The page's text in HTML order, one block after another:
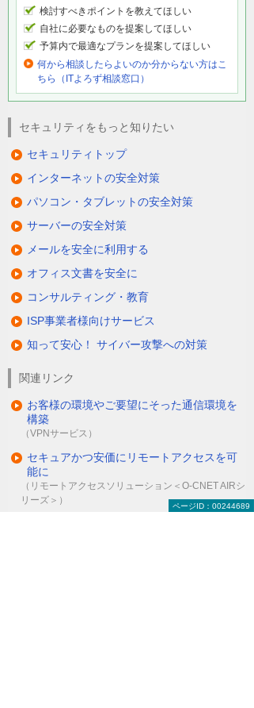
検討すべきポイントを教えてほしい
自社に必要なものを提案してほしい
予算内で最適なプランを提案してほしい
何から相談したらよいのか分からない方はこ
ちら（ITよろず相談窓口）
セキュリティをもっと知りたい
セキュリティトップ
インターネットの安全対策
パソコン・タブレットの安全対策
サーバーの安全対策
メールを安全に利用する
オフィス文書を安全に
コンサルティング・教育
ISP事業者様向けサービス
知って安心！ サイバー攻撃への対策
関連リンク
お客様の環境やご要望にそった通信環境を
構築
（VPNサービス）
セキュアかつ安価にリモートアクセスを可
能に
（リモートアクセスソリューション＜O-CNET AIRシ
リーズ＞）
ページID：00244689